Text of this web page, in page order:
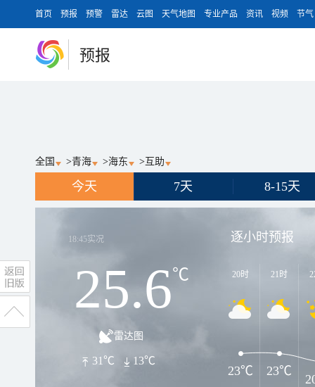
首页 预报 预警 雷达 云图 天气地图 专业产品 资讯 视频 节气
预报
全国 >青海 >海东 > 互助
今天 7天 8-15天
18:45实况
25.6℃
雷达图
31℃ 13℃
逐小时预报
20时 21时
23℃ 23℃